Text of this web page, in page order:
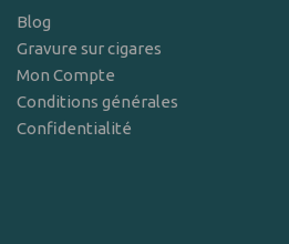
Blog
Gravure sur cigares
Mon Compte
Conditions générales
Confidentialité